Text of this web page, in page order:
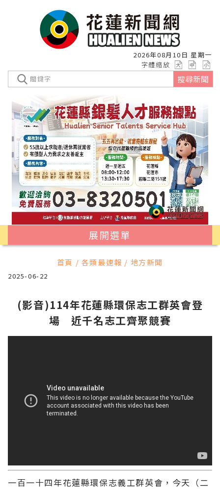
2026年08月10日 星期一
字體縮放
搜尋新聞
展開選單
首頁 / 各類最速報 / 地方新聞
2025-06-22
(影音)114年花蓮縣環保志工群英會登
場 近千名志工齊聚競賽
一百一十四年花蓮縣環保志義工群英會，今天（二